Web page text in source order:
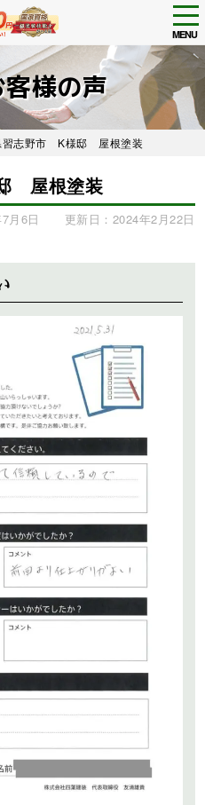
MENU
様の声
習志野市 K様邸 屋根塗装
屋根塗装
月6日 更新日：2024年2月22日
After